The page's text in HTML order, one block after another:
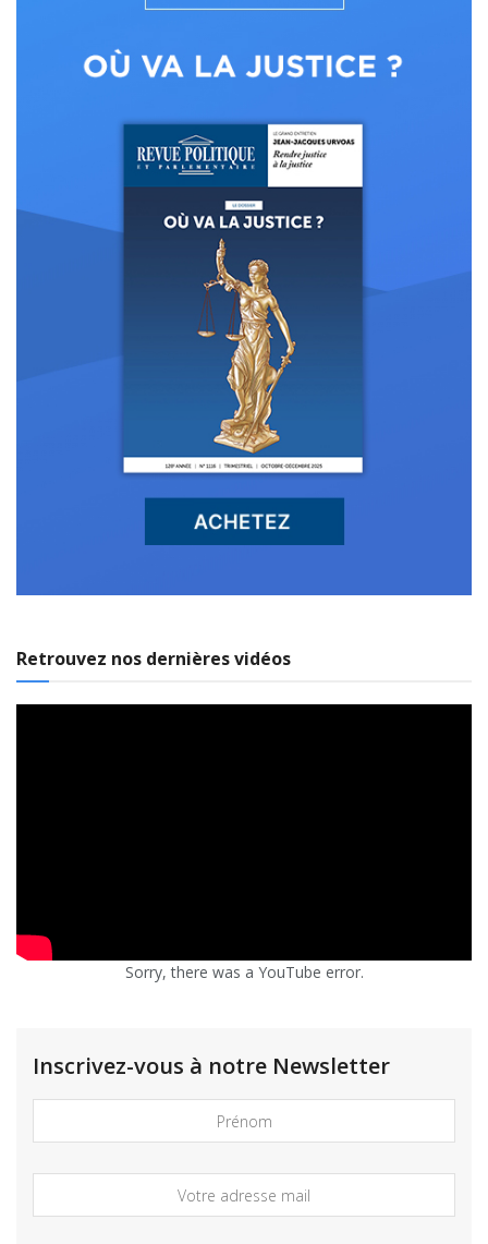
Retrouvez nos dernières vidéos
Sorry, there was a YouTube error.
Inscrivez-vous à notre Newsletter